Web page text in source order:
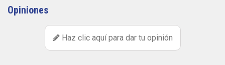
Opiniones
Haz clic aquí para dar tu opinión